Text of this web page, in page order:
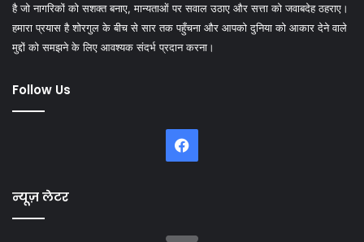
है जो नागरिकों को सशक्त बनाए, मान्यताओं पर सवाल उठाए और सत्ता को जवाबदेह ठहराए।
हमारा प्रयास है शोरगुल के बीच से सार तक पहुँचना और आपको दुनिया को आकार देने वाले
मुद्दों को समझने के लिए आवश्यक संदर्भ प्रदान करना।
Follow Us
Facebook
न्यूज़ लेटर